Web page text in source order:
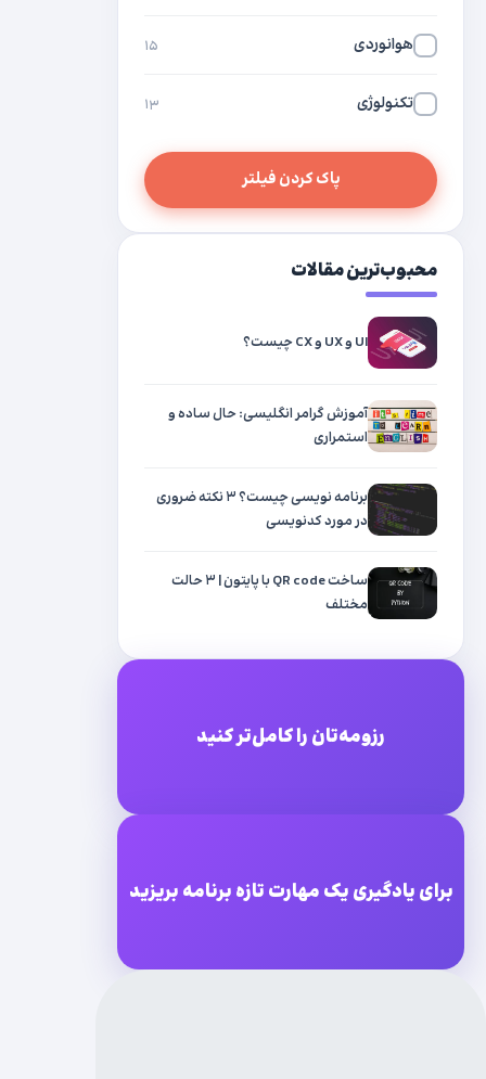
هوانوردی ۱۵
تکنولوژی ۱۳
پاک کردن فیلتر
محبوب‌ترین مقالات
UI و UX و CX چیست؟
آموزش گرامر انگلیسی: حال ساده و
استمراری
برنامه نویسی چیست؟ ۳ نکته ضروری
در مورد کدنویسی
ساخت QR code با پایتون | ۳ حالت
مختلف
رزومه‌تان را کامل‌تر کنید
برای یادگیری یک مهارت تازه برنامه بریزید